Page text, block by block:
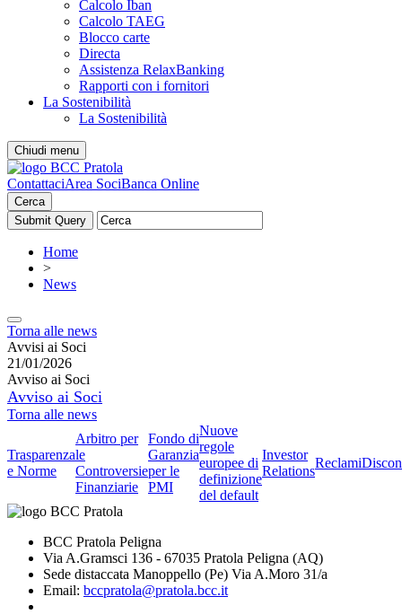
Calcolo Iban
Calcolo TAEG
Blocco carte
Directa
Assistenza RelaxBanking
Rapporti con i fornitori
La Sostenibilità
La Sostenibilità
Chiudi menu
ContattaciArea SociBanca Online
Cerca
Home
>
News
Torna alle news
Avvisi ai Soci
21/01/2026
Avviso ai Soci
Avviso ai Soci
Torna alle news
Trasparenza
e Norme
Arbitro per
le
Controversie
Finanziarie
Fondo di
Garanzia
per le
PMI
Nuove
regole
europee di
definizione
del default
Investor
Relations
Reclami
BCC Pratola Peligna
Via A.Gramsci 136 - 67035 Pratola Peligna (AQ)
Sede distaccata Manoppello (Pe) Via A.Moro 31/a
Email: bccpratola@pratola.bcc.it